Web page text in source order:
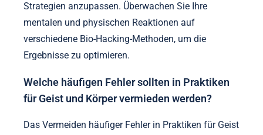
Strategien anzupassen. Überwachen Sie Ihre
mentalen und physischen Reaktionen auf
verschiedene Bio-Hacking-Methoden, um die
Ergebnisse zu optimieren.
Welche häufigen Fehler sollten in Praktiken
für Geist und Körper vermieden werden?
Das Vermeiden häufiger Fehler in Praktiken für Geist